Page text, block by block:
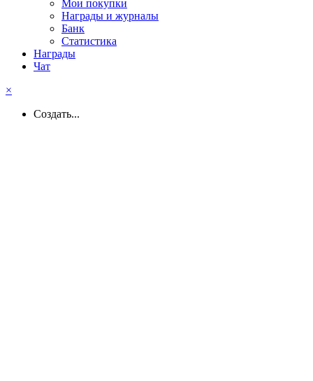
Мои покупки
Награды и журналы
Банк
Статистика
Награды
Чат
×
Создать...